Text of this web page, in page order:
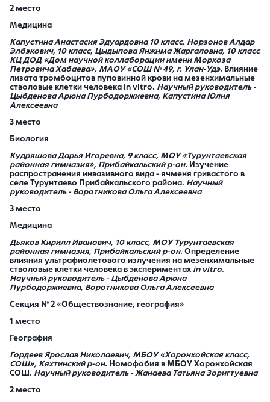
2 место
Медицина
Капустина Анастасия Эдуардовна 10 класс, Норзонов Алдар
Элбэкович, 10 класс, Цыдыпова Янжима Жаргаловна, 10 класс
КЦ ДОД «Дом научной коллаборации имени Морхоза
Петровича Хабаева», МАОУ «СОШ № 49, г. Улан-Удэ. Влияние
лизата тромбоцитов пуповинной крови на мезенхимальные
стволовые клетки человека in vitro. Научный руководитель -
Цыбденова Арюна Пурбодоржиевна, Капустина Юлия
Алексеевна
3 место
Биология
Кудряшова Дарья Игоревна, 9 класс, МОУ «Турунтаевская
районная гимназия», Прибайкальский р-он. Изучение
распространения инвазивного вида - ячменя гривастого в
селе Турунтаево Прибайкальского района. Научный
руководитель - Воротникова Ольга Алексеевна
3 место
Медицина
Дьяков Кирилл Иванович, 10 класс, МОУ Турунтаевская
районная гимназия, Прибайкальский р-он. Определение
влияния ультрафиолетового излучения на мезенхимальные
стволовые клетки человека в экспериментах in vitro.
Научный руководитель - Цыбденова Арюна
Пурбодоржиевна, Воротникова Ольга Алексеевна
Секция № 2 «Обществознание, география»
1 место
География
Гордеев Ярослав Николаевич, МБОУ «Хоронхойская класс,
СОШ», Кяхтинский р-он. Номофобия в МБОУ Хоронхойская
СОШ. Научный руководитель - Жанаева Татьяна Зоригтуевна
2 место